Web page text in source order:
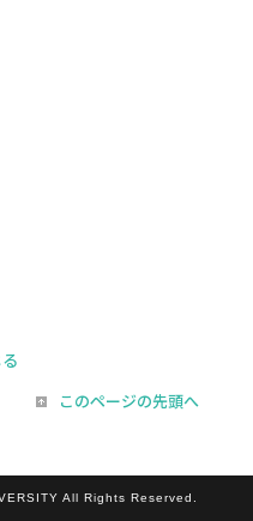
このページの先頭へ
All Rights Reserved.